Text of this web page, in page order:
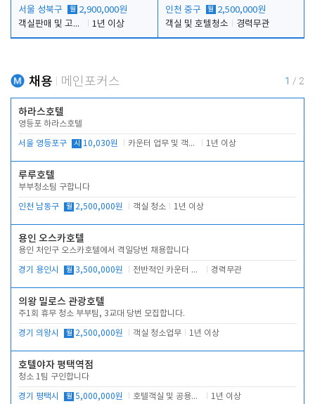
서울 성북구 월 2,900,000원
객실판매 및 고객응대
1년 이상
인천 중구 월 2,500,000원
객실 및 호텔청소
경력무관
채용 메인포커스 1 / 2
하라스호텔
영등포 하라스호텔
서울 영등포구 시 10,030원 카운터 업무 및 객실관리(청소상태 확인, 객실판매) 1년 이상
루루호텔
부부청소팀 구합니다
인천 남동구 월 2,500,000원 객실 청소 1년 이상
용인 오스카호텔
용인 처인구 오스카호텔에서 격일당번 채용합니다
경기 용인시 월 3,500,000원 전반적인 카운터 업무 경력무관
의왕 밀로스 관광호텔
주1회 휴무 청소 부부팀, 3교대 당번 모집합니다.
경기 의왕시 월 2,500,000원 객실 청소업무 1년 이상
호텔야자 평택역점
청소 1팀 구인합니다
경기 평택시 월 5,000,000원 호텔객실 및 공용시설 청소 관리 1년 이상